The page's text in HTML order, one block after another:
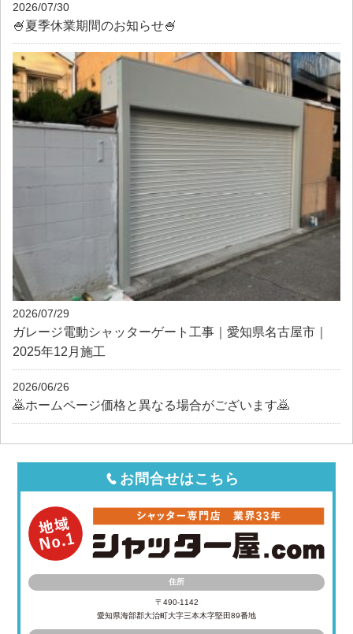
2026/07/30
🍧夏季休業期間のお知らせ🍧
2026/07/29
ガレージ電動シャッターゲート工事｜愛知県名古屋市｜
2025年12月施工
2026/06/26
🙇ホームページ価格と異なる場合がございます🙇
お問合せはこちら
住所
〒490-1142
愛知県海部郡大治町大字三本木字堅田89番地